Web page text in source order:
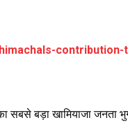
सबसे बड़ा खामियाजा जनता